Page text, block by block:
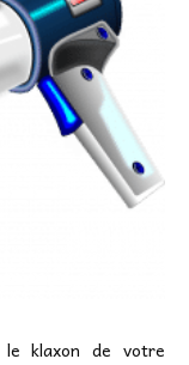
klaxon de votre